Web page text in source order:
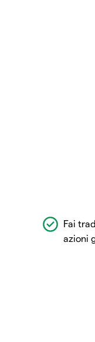
Fai
azioni